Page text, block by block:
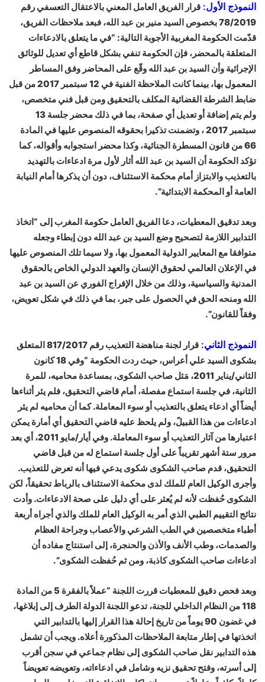
النموذج الأول: قرار الفريق العامل المعني بالاعتقال التعسفي رقم
78/2019 بخصوص السيد منير بن عبد الله، فبعد ملاحظات الفريق،
قدّمت الحكومة المغربية الأجوبة التالية: “في ما يتعلق بالادعاءات
المتعلقة بالمحضر، فإن الحكومة تنفي بشكل قاطع أي تعديل للوثائق
الإجرائية وأن السيد بن عبد الله وقّع على المحاضر وفق المساطر
المعمول بها، بينما كانت الملاحظة الفنية في 12 سبتمبر 2017 من قبل
ضابط الشرطة القضائية المكلف بالتحقيق ومن قبل فني متخصص،
ولم يتم إضافة أو تعديل أي صفحة، بما في ذلك محضر جلسة 13
سبتمبر 2017 ، وتضمنت تذكيرا بحقوقه المنصوص عليها في المادة
66 من قانون المسطرة الجنائية، وكذا محضر استجوابه وأقواله، كما
تؤكد الحكومة أن السيد بن عبد الله أثار لأول مرة ادعاءات بالتهديد
بالتعذيب والابتزاز أمام محكمة الاستئناف، دون أن يذكرها أمام النيابة
العامة أو المحكمة الابتدائية”.
وبعد تدقيق المعطيات، دعا الفريق العامل حكومة المغرب إلى “اتخاذ
التدابير اللازمة لتصحيح وضع السيد بن عبد الله دون إبطاء وجعله
متوافقا مع المعايير الدولية المعمول بها، ولا سيما تلك المنصوص عليها
في الإعلان العالمي لحقوق الإنسان والعهد الدولي الخاص بالحقوق
المدنية والسياسية، وذلك من خلال الإفراج الفوري عن السيد بن عبد
الله ومنحه الحق في الحصول على جبر، بما في ذلك في شكل تعويض،
وفقاً للقانون”.
النموذج الثاني:
قرار لجنة مناهضة التعذيب رقم 817/2017 المتعلق
بشكوى السيد علي أعراس، حيث ردت الحكومة “وفي 18 كانون
الثاني/يناير 2011، مَثل صاحب الشكوى، بمساعدة محاميه، للمرة
الثانية، في جلسة استماع مفصلة، أمام قاضي التحقيق، فلم يثر أثناءها
أيضاً أي ادعاء يتعلق بالتعذيب أو سوء المعاملة. كما أن محاميه لم يثر
ادعاءات من هذا القبيلً، ولم يلحظ عليه قاضي التحقيق أي أمارة يمكن
اعتبارها من آثار التعذيب أو سوء المعاملة. وفي أيار/مايو 2011، أي بعد
مرور ستة أشهر تقريباً على أول جلسة استماع له من قبل قاضي
التحقيق، قدم صاحب الشكوى شكوى يدعي فيها أنه تعرض للتعذيب.
وأجرى الوكيل العام للملك لدى محكمة الاستئناف بالرباط تحقيقاً، لكن
الشكوى حُفظت لأنه لم يُعثر على أي دليل على صحة الادعاءات. وأدت
نتائج التقييم الطبي الذي أمر به الوكيل العام للملك والذي أجراه أربعة
أطباء متخصصين في الطب الشرعي والأعصاب وجراحة العظام
والصدمات، وطب الأنف والأذن والحنجرة، إلى استنتاج مفاده أن
ادعاءات صاحب الشكوى كاذبة، ومن ثم حُفظت الشكوى”.
وبعد فحص دقيق للمعطيات قررت اللجنة “عملاً بالفقرة 5 من المادة
118 من النظام الداخلي للجنة، تدعو اللجنة الدولة الطرف إلى إبلاغها،
في غضون 90 يوماً من تاريخ إحالة هذا القرار إليها بالتدابير التي
اتخذتها في إطار متابعة الملاحظات المذكورة أعلاه. ويجب أن تشمل
هذه التدابير نقل صاحب الشكوى إلى نظام جماعي في سجن أقرب
إلى أسرته، وفتح تحقيق نزيه وشامل في ادعاءاته، وتعويضه تعويضاً